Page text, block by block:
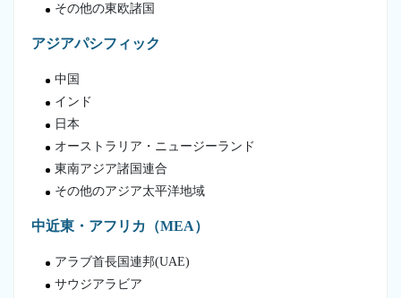
その他の東欧諸国
アジアパシフィック
中国
インド
日本
オーストラリア・ニュージーランド
東南アジア諸国連合
その他のアジア太平洋地域
中近東・アフリカ（MEA）
アラブ首長国連邦(UAE)
サウジアラビア